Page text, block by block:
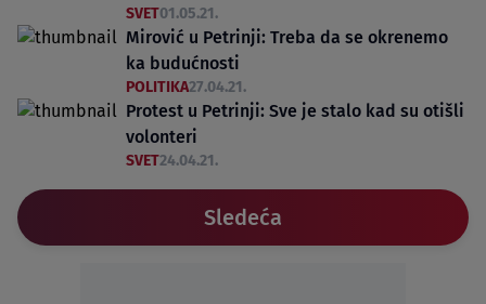
SVET01.05.21.
Mirović u Petrinji: Treba da se okrenemo
ka budućnosti
POLITIKA27.04.21.
Protest u Petrinji: Sve je stalo kad su otišli
volonteri
SVET24.04.21.
Sledeća